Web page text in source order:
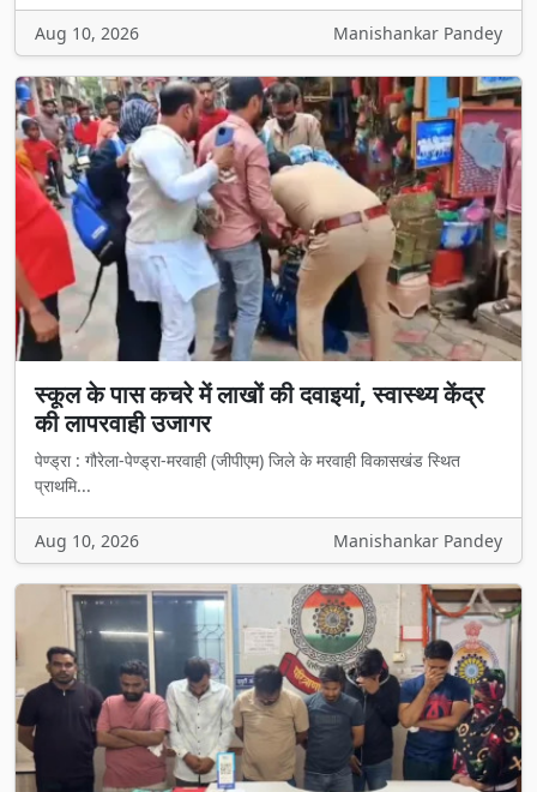
Aug 10, 2026 Manishankar Pandey
स्कूल के पास कचरे में लाखों की दवाइयां, स्वास्थ्य केंद्र
की लापरवाही उजागर
पेण्ड्रा : गौरेला-पेण्ड्रा-मरवाही (जीपीएम) जिले के मरवाही विकासखंड स्थित
प्राथमि...
Aug 10, 2026 Manishankar Pandey